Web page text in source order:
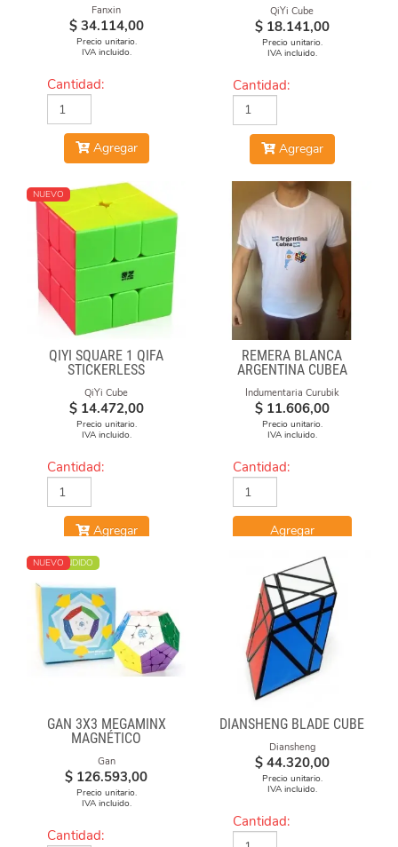
Fanxin
$ 34.114,00
Precio unitario.
IVA incluido.
Cantidad:
Agregar
QiYi Cube
$ 18.141,00
Precio unitario.
IVA incluido.
Cantidad:
Agregar
NUEVO
QIYI SQUARE 1 QIFA
STICKERLESS
QiYi Cube
$ 14.472,00
Precio unitario.
IVA incluido.
Cantidad:
Agregar
REMERA BLANCA
ARGENTINA CUBEA
Indumentaria Curubik
$ 11.606,00
Precio unitario.
IVA incluido.
Cantidad:
Agregar
MÁS VENDIDO
NUEVO
GAN 3X3 MEGAMINX
MAGNÉTICO
Gan
$ 126.593,00
Precio unitario.
IVA incluido.
Cantidad:
DIANSHENG BLADE CUBE
Diansheng
$ 44.320,00
Precio unitario.
IVA incluido.
Cantidad: